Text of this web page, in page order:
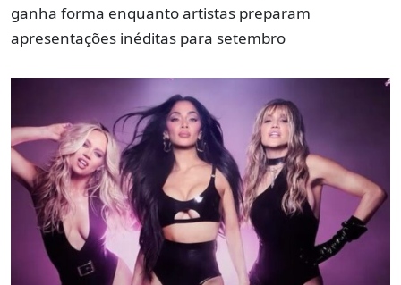
ganha forma enquanto artistas preparam
apresentações inéditas para setembro